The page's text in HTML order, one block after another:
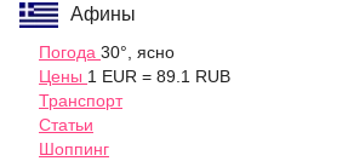
Афины
Погода 30°, ясно
Цены 1 EUR = 89.1 RUB
Транспорт
Статьи
Шоппинг